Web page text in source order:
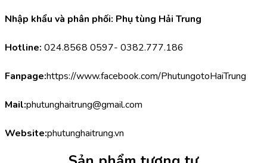
Nhập khẩu và phân phối: Phụ tùng Hải Trung
Hotline: 024.8568 0597- 0382.777.186
Fanpage:https://www.facebook.com/PhutungotoHaiTrung
Mail:phutunghaitrung@gmail.com
Website:phutunghaitrung.vn